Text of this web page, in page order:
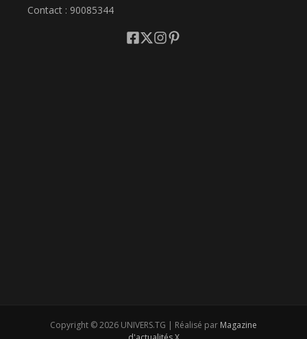
Contact : 90085344
Copyright © 2026 UNIVERS.TG | Réalisé par Magazine